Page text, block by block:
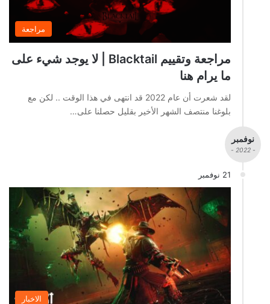
مراجعة
مراجعة وتقييم Blacktail | لا يوجد شيء على
ما يرام هنا
لقد شعرت أن عام 2022 قد انتهى في هذا الوقت .. لكن مع
بلوغنا منتصف الشهر الأخير بقليل حصلنا على…
نوفمبر
- 2022 -
21 نوفمبر
الاخبار